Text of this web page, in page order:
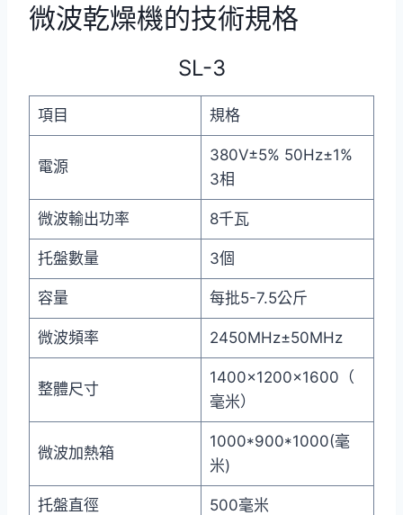
微波乾燥機的技術規格
SL-3
項目 規格
電源
380V±5% 50Hz±1%
3相
微波輸出功率 8千瓦
托盤數量 3個
容量 每批5-7.5公斤
微波頻率 2450MHz±50MHz
整體尺寸
1400×1200×1600（
毫米）
微波加熱箱
1000*900*1000(毫
米)
托盤直徑 500毫米